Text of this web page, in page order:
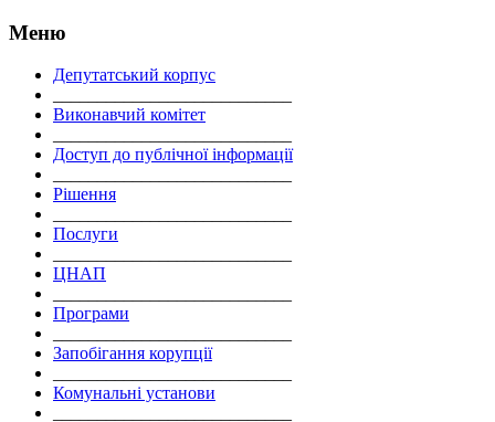
Меню
Депутатський корпус
Виконавчий комітет
Доступ до публічної інформації
Рішення
Послуги
ЦНАП
Програми
Запобігання корупції
Комунальні установи